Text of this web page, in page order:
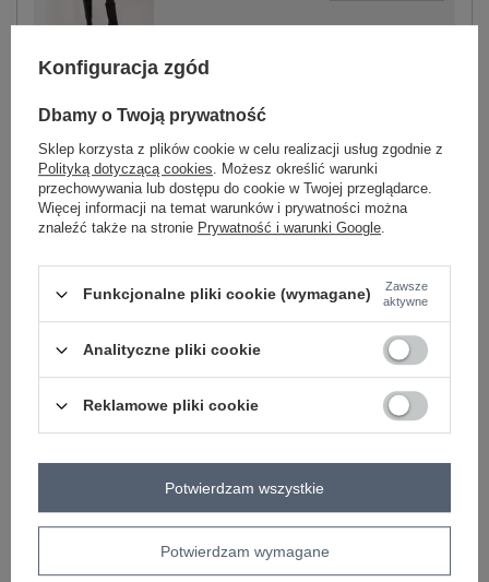
ciemny brązowy
ZALOGUJ SIĘ I ZOBACZ CENĘ
Masz pytanie? Chętnie pomożemy.
Zadzwoń+48 601 547 740 Zadaj pytanie
skład materiału : 95% poliester, 5% elastan
sposób prania : pranie w pralce w 30°C
Kod produktu
IT-MA-FL9916-1.07P
Marka
ITALY MODA
typ produktu
marynarka/żakiet
styl
elegancki
okazja
wizytowe na imprezę
dominujący
aplikacja
Konfiguracja zgód
Dbamy o Twoją prywatność
Sklep korzysta z plików cookie w celu realizacji usług zgodnie z
Polityką dotyczącą cookies. Możesz określić warunki
przechowywania lub dostępu do cookie w Twojej przeglądarce.
Więcej informacji na temat warunków i prywatności można
znaleźć także na stronie Prywatność i warunki Google.
Funkcjonalne pliki cookie (wymagane)
Zawsze
aktywne
Analityczne pliki cookie
Reklamowe pliki cookie
Potwierdzam wymagane
Potwierdzam wszystkie